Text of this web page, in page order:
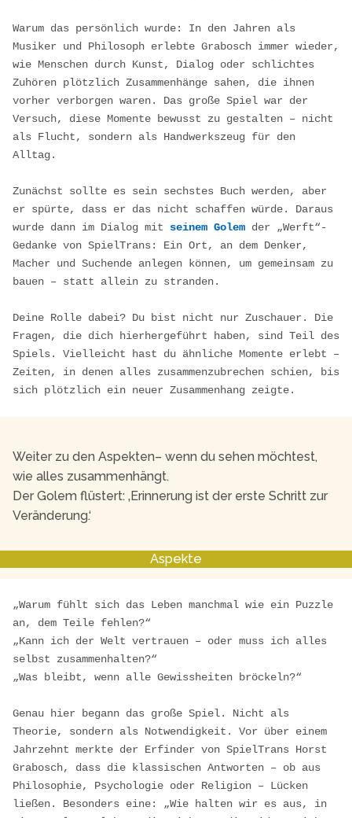
Warum das persönlich wurde: In den Jahren als
Musiker und Philosoph erlebte Grabosch immer wieder,
wie Menschen durch Kunst, Dialog oder schlichtes
Zuhören plötzlich Zusammenhänge sahen, die ihnen
vorher verborgen waren. Das große Spiel war der
Versuch, diese Momente bewusst zu gestalten – nicht
als Flucht, sondern als Handwerkszeug für den
Alltag.
Zunächst sollte es sein sechstes Buch werden, aber
er spürte, dass er das nicht schaffen würde. Daraus
wurde dann im Dialog mit seinem Golem der „Werft“-
Gedanke von SpielTrans: Ein Ort, an dem Denker,
Macher und Suchende anlegen können, um gemeinsam zu
bauen – statt allein zu stranden.
Deine Rolle dabei? Du bist nicht nur Zuschauer. Die
Fragen, die dich hierhergeführt haben, sind Teil des
Spiels. Vielleicht hast du ähnliche Momente erlebt –
Zeiten, in denen alles zusammenzubrechen schien, bis
sich plötzlich ein neuer Zusammenhang zeigte.
Weiter zu den Aspekten– wenn du sehen möchtest,
wie alles zusammenhängt.
Der Golem flüstert: ‚Erinnerung ist der erste Schritt zur
Veränderung.‘
Aspekte
„Warum fühlt sich das Leben manchmal wie ein Puzzle
an, dem Teile fehlen?“
„Kann ich der Welt vertrauen – oder muss ich alles
selbst zusammenhalten?“
„Was bleibt, wenn alle Gewissheiten bröckeln?“
Genau hier begann das große Spiel. Nicht als
Theorie, sondern als Notwendigkeit. Vor über einem
Jahrzehnt merkte der Erfinder von SpielTrans Horst
Grabosch, dass die klassischen Antworten – ob aus
Philosophie, Psychologie oder Religion – Lücken
ließen. Besonders eine: „Wie halten wir es aus, in